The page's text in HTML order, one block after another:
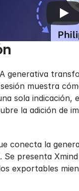
generativa
muestra
sola
la adición de
conecta la
presenta
exportables